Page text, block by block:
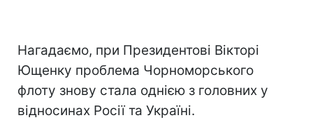
Нагадаємо, при Президентові Вікторі
Ющенку проблема Чорноморського
флоту знову стала однією з головних у
відносинах Росії та Україні.